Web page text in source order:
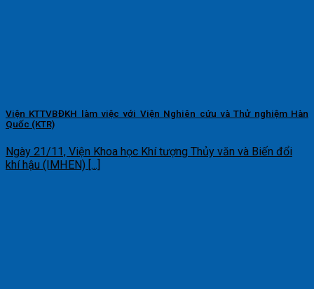
Viện KTTVBĐKH làm việc với Viện Nghiên cứu và Thử nghiệm Hàn
Quốc (KTR)
Ngày 21/11, Viện Khoa học Khí tượng Thủy văn và Biến đổi
khí hậu (IMHEN) [...]